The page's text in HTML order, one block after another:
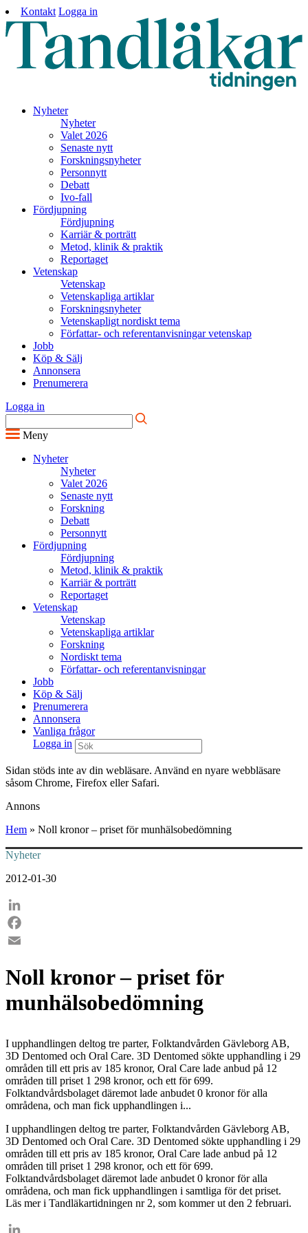
Kontakt Logga in
Nyheter
Nyheter
Valet 2026
Senaste nytt
Forskningsnyheter
Personnytt
Debatt
Ivo-fall
Fördjupning
Fördjupning
Karriär & porträtt
Metod, klinik & praktik
Reportaget
Vetenskap
Vetenskap
Vetenskapliga artiklar
Forskningsnyheter
Vetenskapligt nordiskt tema
Författar- och referentanvisningar vetenskap
Jobb
Köp & Sälj
Annonsera
Prenumerera
Logga in
Meny
Nyheter
Nyheter
Valet 2026
Senaste nytt
Forskning
Debatt
Personnytt
Fördjupning
Fördjupning
Metod, klinik & praktik
Karriär & porträtt
Reportaget
Vetenskap
Vetenskap
Vetenskapliga artiklar
Forskning
Nordiskt tema
Författar- och referentanvisningar
Jobb
Köp & Sälj
Prenumerera
Annonsera
Vanliga frågor
Logga in
Sidan stöds inte av din webläsare. Använd en nyare webbläsare
såsom Chrome, Firefox eller Safari.
Annons
Hem » Noll kronor – priset för munhälsobedömning
Nyheter
2012-01-30
LinkedIn
Facebook
Noll kronor – priset för
munhälsobedömning
I upphandlingen deltog tre parter, Folktandvården Gävleborg AB,
3D Dentomed och Oral Care. 3D Dentomed sökte upphandling i 29
områden till ett pris av 185 kronor, Oral Care lade anbud på 12
områden till priset 1 298 kronor, och ett för 699.
Folktandvårdsbolaget däremot lade anbudet 0 kronor för alla
områdena, och man fick upphandlingen i...
I upphandlingen deltog tre parter, Folktandvården Gävleborg AB,
3D Dentomed och Oral Care. 3D Dentomed sökte upphandling i 29
områden till ett pris av 185 kronor, Oral Care lade anbud på 12
områden till priset 1 298 kronor, och ett för 699.
Folktandvårdsbolaget däremot lade anbudet 0 kronor för alla
områdena, och man fick upphandlingen i samtliga för det priset.
Läs mer i Tandläkartidningen nr 2, som kommer ut den 2 februari.